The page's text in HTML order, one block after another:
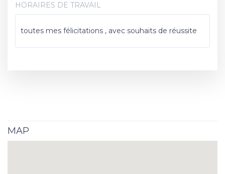
HORAIRES DE TRAVAIL
toutes mes félicitations , avec souhaits de réussite
MAP